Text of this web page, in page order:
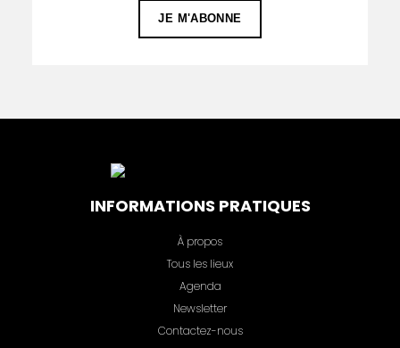
INFORMATIONS PRATIQUES
À propos
Tous les lieux
Agenda
Newsletter
Contactez-nous